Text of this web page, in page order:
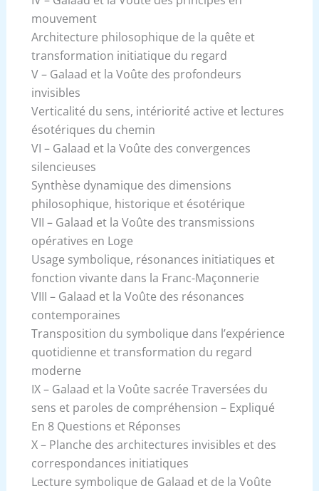
mouvement
Architecture philosophique de la quête et
transformation initiatique du regard
V – Galaad et la Voûte des profondeurs
invisibles
Verticalité du sens, intériorité active et lectures
ésotériques du chemin
VI – Galaad et la Voûte des convergences
silencieuses
Synthèse dynamique des dimensions
philosophique, historique et ésotérique
VII – Galaad et la Voûte des transmissions
opératives en Loge
Usage symbolique, résonances initiatiques et
fonction vivante dans la Franc-Maçonnerie
VIII – Galaad et la Voûte des résonances
contemporaines
Transposition du symbolique dans l’expérience
quotidienne et transformation du regard
moderne
IX – Galaad et la Voûte sacrée Traversées du
sens et paroles de compréhension – Expliqué
En 8 Questions et Réponses
X – Planche des architectures invisibles et des
correspondances initiatiques
Lecture symbolique de Galaad et de la Voûte